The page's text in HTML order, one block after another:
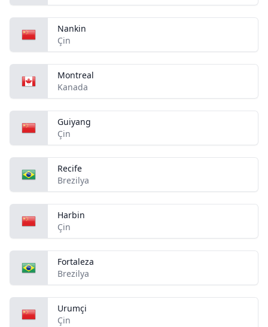
Nankin
Çin
Montreal
Kanada
Guiyang
Çin
Recife
Brezilya
Harbin
Çin
Fortaleza
Brezilya
Urumçi
Çin